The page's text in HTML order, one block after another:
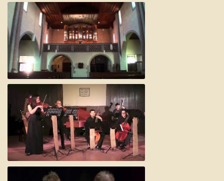
A whiter shade of pale / Air
A whiter shade of pale meets Air
Whiter Shade of Bach